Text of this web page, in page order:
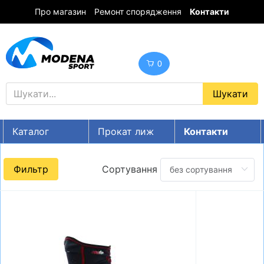
Про магазин Ремонт спорядження Контакти
0
Каталог Прокат лиж
Контакти
Знижки
Фильтр Сортування